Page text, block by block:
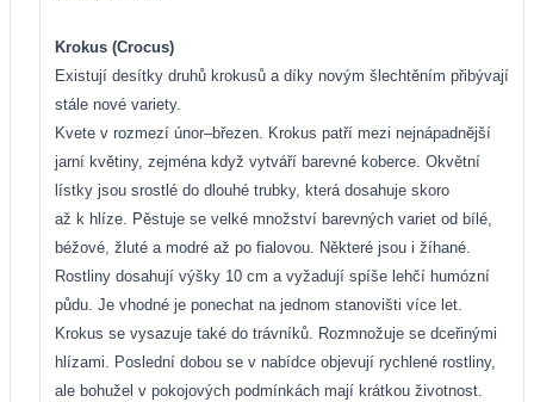
Krokus (Crocus)
Existují desítky druhů krokusů a díky novým šlechtěním přibývají
stále nové variety.
Kvete v rozmezí únor–březen. Krokus patří mezi nejnápadnější
jarní květiny, zejména když vytváří barevné koberce. Okvětní
lístky jsou srostlé do dlouhé trubky, která dosahuje skoro
až k hlíze. Pěstuje se velké množství barevných variet od bílé,
béžové, žluté a modré až po fialovou. Některé jsou i žíhané.
Rostliny dosahují výšky 10 cm a vyžadují spíše lehčí humózní
půdu. Je vhodné je ponechat na jednom stanovišti více let.
Krokus se vysazuje také do trávníků. Rozmnožuje se dceřinými
hlízami. Poslední dobou se v nabídce objevují rychlené rostliny,
ale bohužel v pokojových podmínkách mají krátkou životnost.